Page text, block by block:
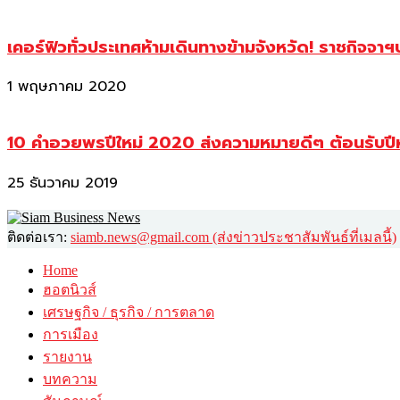
เคอร์ฟิวทั่วประเทศห้ามเดินทางข้ามจังหวัด! ราชกิจจา
1 พฤษภาคม 2020
10 คำอวยพรปีใหม่ 2020 ส่งความหมายดีๆ ต้อนรับ
25 ธันวาคม 2019
ติดต่อเรา: siamb.news@gmail.com (ส่งข่าวประชาสัมพันธ์ที่เมลนี้)
Home
ฮอตนิวส์
เศรษฐกิจ / ธุรกิจ / การตลาด
การเมือง
รายงาน
บทความ